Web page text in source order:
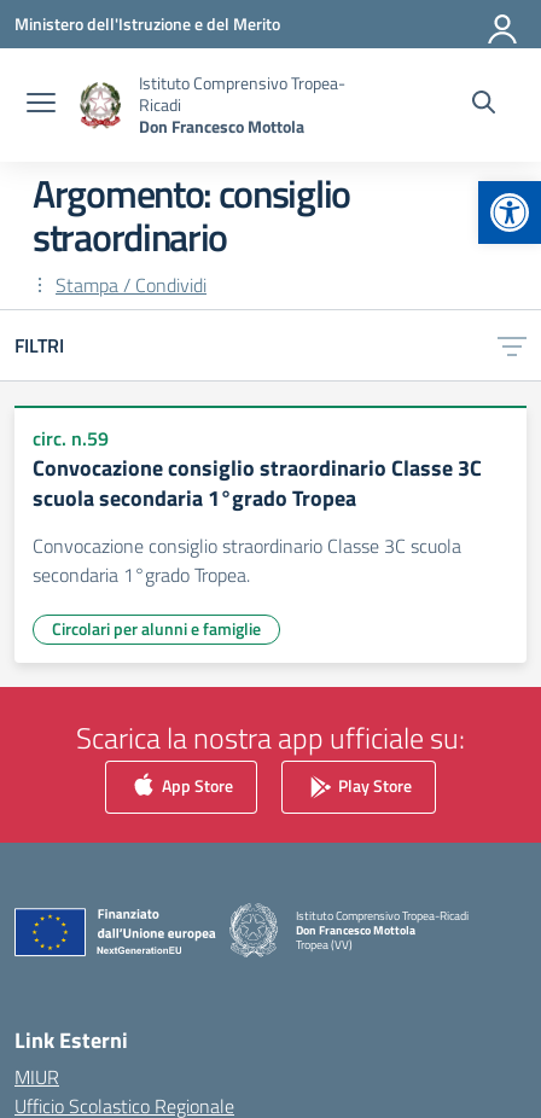
Vai ai contenuti
Vai al menu di navigazione
Vai al footer
Ministero dell'Istruzione e del Merito
Istituto Comprensivo Tropea-
Ricadi
Don Francesco Mottola
Argomento: consiglio
straordinario
Stampa / Condividi
FILTRI
circ. n.59
Convocazione consiglio straordinario Classe 3C
scuola secondaria 1°grado Tropea
Convocazione consiglio straordinario Classe 3C scuola
secondaria 1°grado Tropea.
Circolari per alunni e famiglie
Scarica la nostra app ufficiale su:
App Store Play Store
Istituto Comprensivo Tropea-Ricadi
Don Francesco Mottola
Tropea (VV)
— Visita la pagina iniziale della scuola
Link Esterni
MIUR
Ufficio Scolastico Regionale